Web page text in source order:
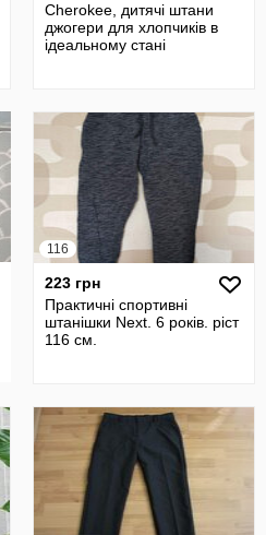
Cherokee, дитячі штани
джогери для хлопчиків в
ідеальному стані
116
223 грн
Практичні спортивні
штанішки Next. 6 років. ріст
116 см.